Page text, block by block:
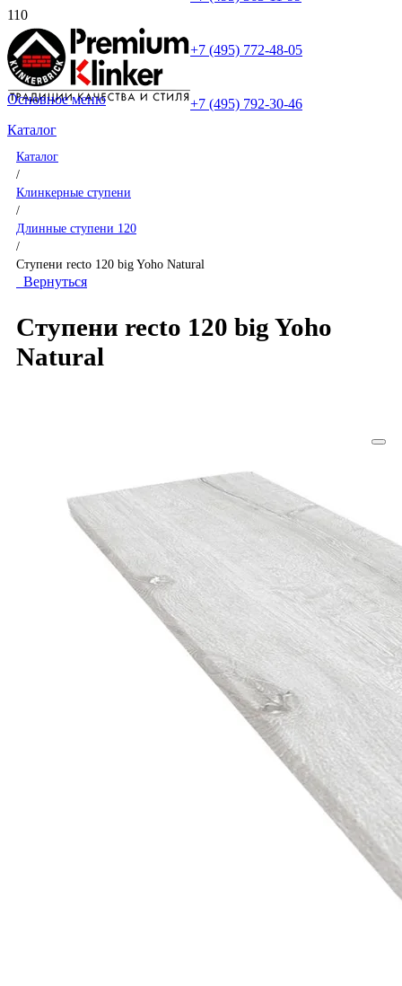
+7 (495) 772-48-05
+7 (495) 792-30-46
Основное меню
Каталог
Каталог
/
Клинкерные ступени
/
Длинные ступени 120
/
Ступени recto 120 big Yoho Natural
Вернуться
Ступени recto 120 big Yoho
Natural